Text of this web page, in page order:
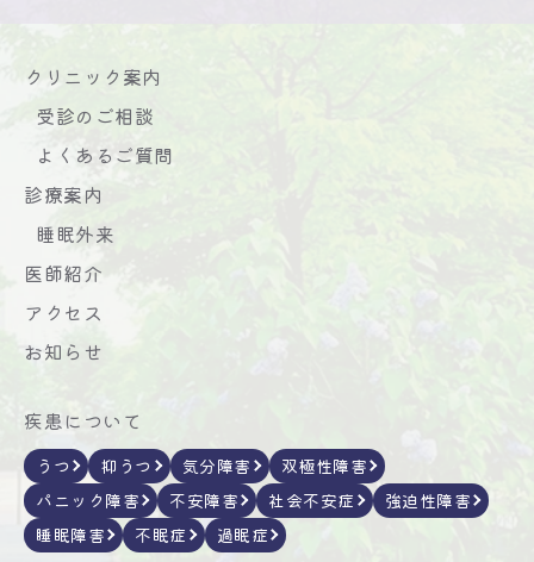
クリニック案内
受診のご相談
よくあるご質問
診療案内
睡眠外来
医師紹介
アクセス
お知らせ
疾患について
うつ 抑うつ 気分障害
双極性障害
パニック障害
不安障害 社会不安症
強迫性障害
睡眠障害
不眠症 過眠症